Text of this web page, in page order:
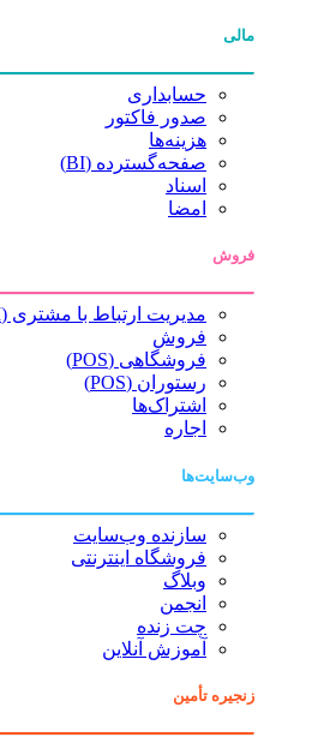
مالی
حسابداری
صدور فاکتور
هزینه‌ها
صفحه‌گسترده (BI)
اسناد
امضا
فروش
مدیریت ارتباط با مشتری (CRM)
فروش
فروشگاهی (POS)
رستوران (POS)
اشتراک‌ها
اجاره
وب‌سایت‌ها
سازنده وب‌سایت
فروشگاه اینترنتی
وبلاگ
انجمن
چت زنده
آموزش آنلاین
زنجیره تأمین